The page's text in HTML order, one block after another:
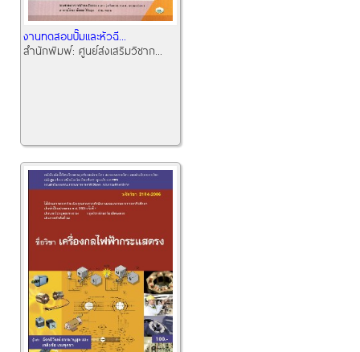
งานทดสอบปั๊มและหัวฉี...
สำนักพิมพ์: ศูนย์ส่งเสริมวิชาก...